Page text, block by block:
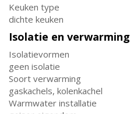
Keuken type
dichte keuken
Isolatie en verwarming
Isolatievormen
geen isolatie
Soort verwarming
gaskachels, kolenkachel
Warmwater installatie